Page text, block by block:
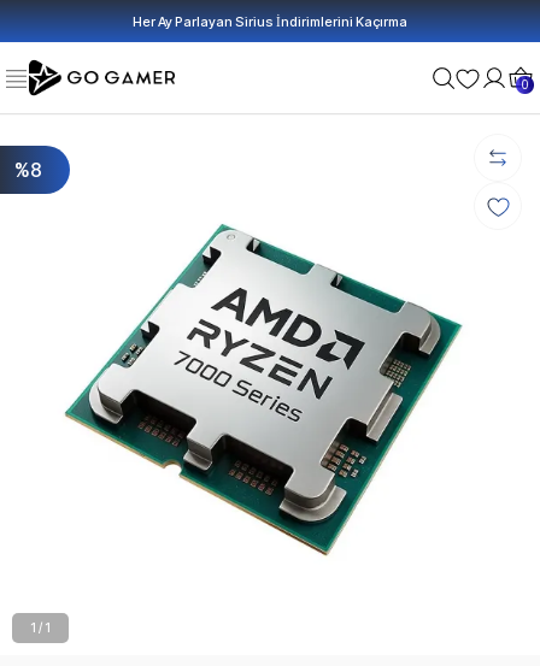
Her Ay Parlayan Sirius İndirimlerini Kaçırma
0
%8
1 / 1